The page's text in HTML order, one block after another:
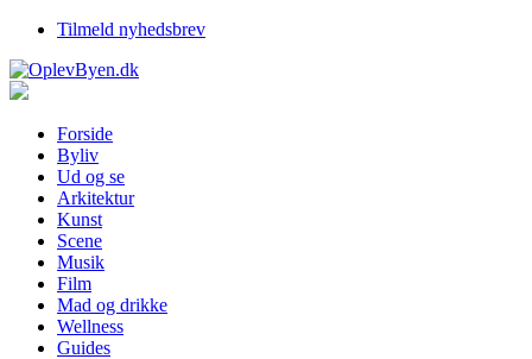
Tilmeld nyhedsbrev
Forside
Byliv
Ud og se
Arkitektur
Kunst
Scene
Musik
Film
Mad og drikke
Wellness
Guides